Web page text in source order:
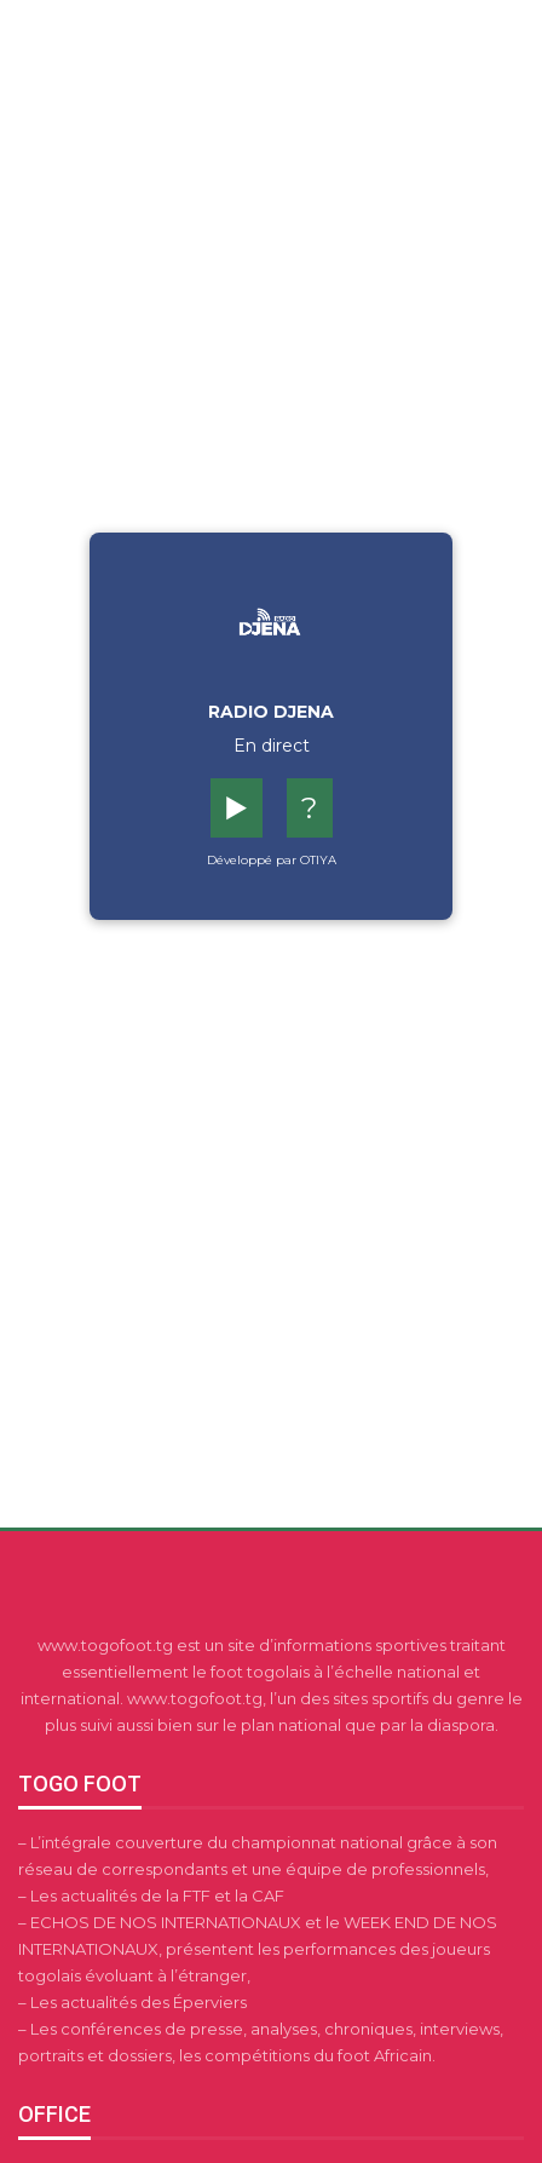
RADIO DJENA
En direct
▶️ ?
Développé par OTIYA
www.togofoot.tg est un site d’informations sportives traitant
essentiellement le foot togolais à l’échelle national et
international. www.togofoot.tg, l’un des sites sportifs du genre le
plus suivi aussi bien sur le plan national que par la diaspora.
TOGO FOOT
– L’intégrale couverture du championnat national grâce à son
réseau de correspondants et une équipe de professionnels,
– Les actualités de la FTF et la CAF
– ECHOS DE NOS INTERNATIONAUX et le WEEK END DE NOS
INTERNATIONAUX, présentent les performances des joueurs
togolais évoluant à l’étranger,
– Les actualités des Éperviers
– Les conférences de presse, analyses, chroniques, interviews,
portraits et dossiers, les compétitions du foot Africain.
OFFICE